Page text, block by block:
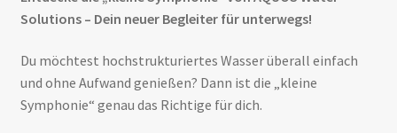
Solutions – Dein neuer Begleiter für unterwegs!
Du möchtest hochstrukturiertes Wasser überall einfach
und ohne Aufwand genießen? Dann ist die „kleine
Symphonie“ genau das Richtige für dich.